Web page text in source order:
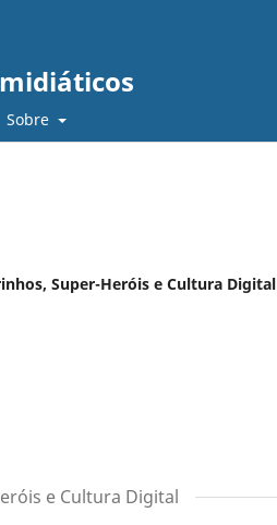
Sobre
Super-Heróis e Cultura Digital
e Cultura Digital